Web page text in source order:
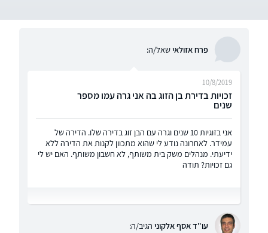
פרח אזולאישאל/ה:
זכויות בדירת בן הזוג בה אני גרה עמו מספר
שנים
10/8/2019
אני בזוגיות 10 שנים וגרה עם הבן זוג בדירה שלו. הדירה של
עמידר. לאחרונה נודע לי שהוא מתכוון לקנות את הדירה ללא
ידיעתי. מנהלים משק בית משותף, לא חשבון משותף. האם יש לי
גם זכויות? תודה
עו"ד אסף אלקוני הגיב/ה: